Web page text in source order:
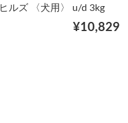
ヒルズ 〈犬用〉 u/d 3kg
¥10,829